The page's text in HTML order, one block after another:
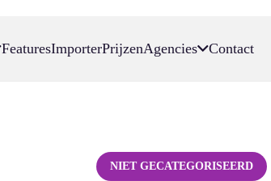
FeaturesImporterPrijzenAgencies Contact
NIET GECATEGORISEERD